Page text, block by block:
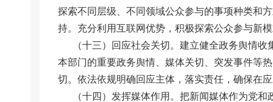
探索不同层级、不同领域公众参与的事项种类和
持。充分利用互联网优势，积极探索公众参与新
（十三）回应社会关切。建立健全政务舆情收
本部门的重要政务舆情、媒体关切、突发事件等
切。依法依规明确回应主体，落实责任，确保在
（十四）发挥媒体作用。把新闻媒体作为党和